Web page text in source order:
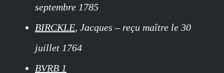
septembre 1785
BIRCKLE, Jacques – reçu maître le 30
juillet 1764
BVRB 1